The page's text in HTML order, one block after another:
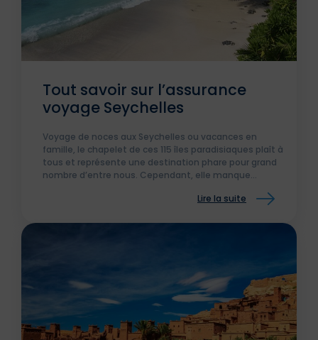
Tout savoir sur l’assurance
voyage Seychelles
Voyage de noces aux Seychelles ou vacances en
famille, le chapelet de ces 115 îles paradisiaques plaît à
tous et représente une destination phare pour grand
nombre d’entre nous. Cependant, elle manque
C’est pourquoi le gouvernement des Seychelles
profiter de vacances l’esprit léger, mieux vaut se
Lire la suite